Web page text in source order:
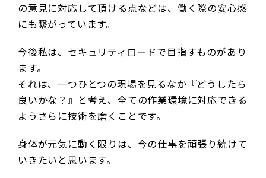
の意見に対応して頂ける点などは、働く際の安心感
にも繋がっています。
今後私は、セキュリティロードで目指すものがあり
ます。
それは、一つひとつの現場を見るなか『どうしたら
良いかな？』と考え、全ての作業環境に対応できる
ようさらに技術を磨くことです。
身体が元気に動く限りは、今の仕事を頑張り続けて
いきたいと思います。